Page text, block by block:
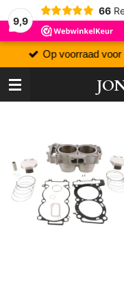
9,9
66
Op voorraad